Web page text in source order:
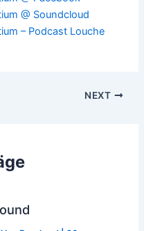
@ Soundcloud
– Podcast Louche
NEXT